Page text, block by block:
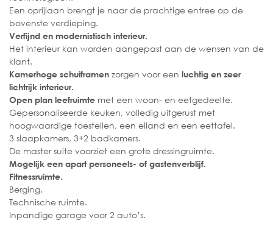
Een oprijlaan brengt je naar de prachtige entree op de
bovenste verdieping.
Verfijnd en modernistisch interieur.
Het interieur kan worden aangepast aan de wensen van de
klant.
Kamerhoge schuiframen zorgen voor een luchtig en zeer
lichtrijk interieur.
Open plan leefruimte met een woon- en eetgedeelte.
Gepersonaliseerde keuken, volledig uitgerust met
hoogwaardige toestellen, een eiland en een eettafel.
3 slaapkamers, 3+2 badkamers.
De master suite voorziet een grote dressingruimte.
Mogelijk een apart personeels- of gastenverblijf.
Fitnessruimte.
Berging.
Technische ruimte.
Inpandige garage voor 2 auto’s.